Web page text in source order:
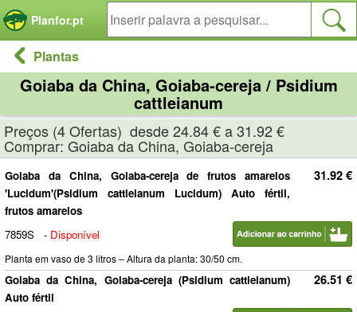
Planfor.pt
Plantas
Goiaba da China, Goiaba-cereja / Psidium
cattleianum
Preços (4 Ofertas) desde 24.84 € a 31.92 €
Comprar: Goiaba da China, Goiaba-cereja
31.92 €
Goiaba da China, Goiaba-cereja de frutos amarelos
'Lucidum'(Psidium cattleianum Lucidum) Auto fértil,
frutos amarelos
7859S
- Disponível
Planta em vaso de 3 litros – Altura da planta: 30/50 cm.
26.51 €
Goiaba da China, Goiaba-cereja (Psidium cattleianum)
Auto fértil
Painel de Gerenciamento de Cookies